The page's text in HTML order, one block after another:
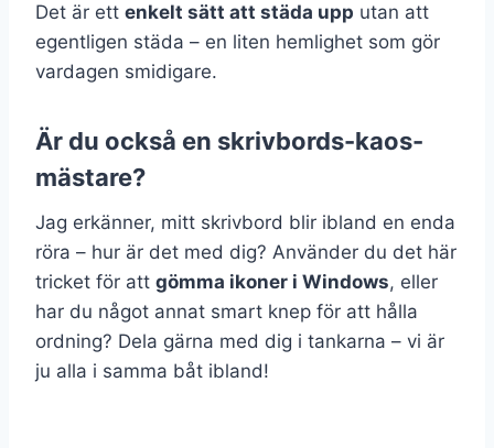
Det är ett enkelt sätt att städa upp utan att
egentligen städa – en liten hemlighet som gör
vardagen smidigare.
Är du också en skrivbords-kaos-
mästare?
Jag erkänner, mitt skrivbord blir ibland en enda
röra – hur är det med dig? Använder du det här
tricket för att gömma ikoner i Windows, eller
har du något annat smart knep för att hålla
ordning? Dela gärna med dig i tankarna – vi är
ju alla i samma båt ibland!